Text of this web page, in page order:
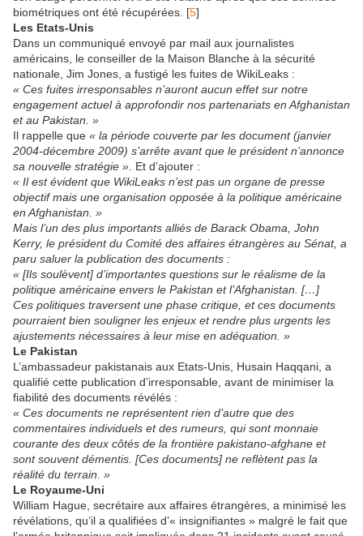
biométriques ont été récupérées. [5]
Les Etats-Unis
Dans un communiqué envoyé par mail aux journalistes
américains, le conseiller de la Maison Blanche à la sécurité
nationale, Jim Jones, a fustigé les fuites de WikiLeaks :
« Ces fuites irresponsables n’auront aucun effet sur notre
engagement actuel à approfondir nos partenariats en Afghanistan
et au Pakistan. »
Il rappelle que « la période couverte par les document (janvier
2004-décembre 2009) s’arrête avant que le président n’annonce
sa nouvelle stratégie » . Et d’ajouter :
« Il est évident que WikiLeaks n’est pas un organe de presse
objectif mais une organisation opposée à la politique américaine
en Afghanistan. »
Mais l’un des plus importants alliés de Barack Obama, John
Kerry, le président du Comité des affaires étrangères au Sénat, a
paru saluer la publication des documents :
« [Ils soulèvent] d’importantes questions sur le réalisme de la
politique américaine envers le Pakistan et l’Afghanistan. […]
Ces politiques traversent une phase critique, et ces documents
pourraient bien souligner les enjeux et rendre plus urgents les
ajustements nécessaires à leur mise en adéquation. »
Le Pakistan
L’ambassadeur pakistanais aux Etats-Unis, Husain Haqqani, a
qualifié cette publication d’irresponsable, avant de minimiser la
fiabilité des documents révélés :
« Ces documents ne représentent rien d’autre que des
commentaires individuels et des rumeurs, qui sont monnaie
courante des deux côtés de la frontière pakistano-afghane et
sont souvent démentis. [Ces documents] ne reflètent pas la
réalité du terrain. »
Le Royaume-Uni
William Hague, secrétaire aux affaires étrangères, a minimisé les
révélations, qu’il a qualifiées d’« insignifiantes » malgré le fait que